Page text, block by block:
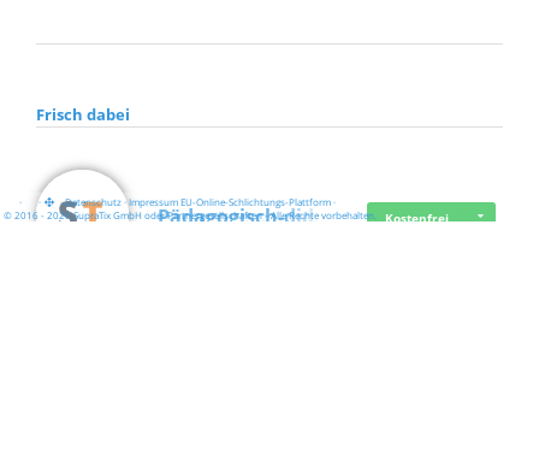
Frisch dabei
Pädagogisch-did… Kostenfrei
· · ·Datenschutz·Impressum EU-Online-Schlichtungs-Plattform·
© 2016 - 2026 SupraTix GmbH oder Partnergesellschaften - Alle Rechte vorbehalten.